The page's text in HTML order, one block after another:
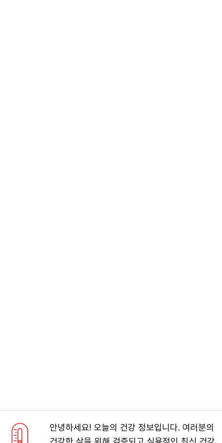
안녕하세요! 오늘의 건강 정보입니다. 여러분의